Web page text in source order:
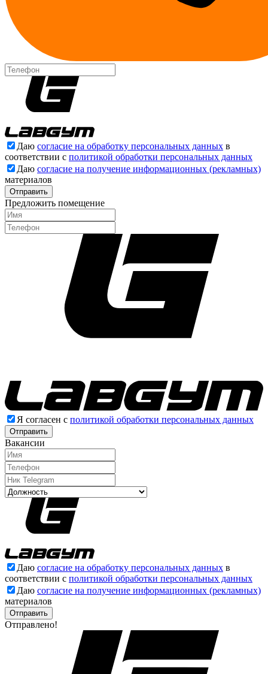
Даю согласие на обработку персональных данных в
соответствии с политикой обработки персональных данных
Даю согласие на получение информационных (рекламных)
материалов
Отправить
Предложить помещение
Я согласен с политикой обработки персональных данных
Отправить
Вакансии
Даю согласие на обработку персональных данных в
соответствии с политикой обработки персональных данных
Даю согласие на получение информационных (рекламных)
материалов
Отправлено!